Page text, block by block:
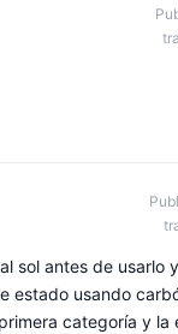
sol antes de usarlo
estado usando
categoría y la